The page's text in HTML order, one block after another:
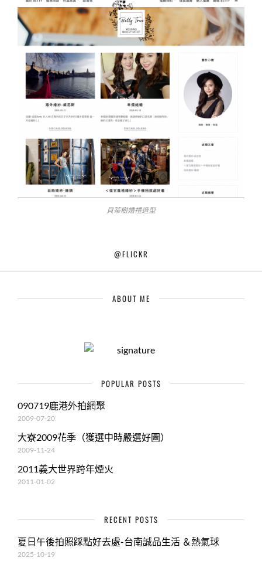
貝蒂樹婚禮造型
@FLICKR
ABOUT ME
POPULAR POSTS
090719鹿港外拍網聚
2009-07-20
大寮2009花季（獲選中時嚴選好圖）
2009-11-24
2011義大世界跨年煙火
2011-01-02
RECENT POSTS
夏日午後拍照踩點好去處-台南誠品生活 ＆熱氣球
2025-10-19